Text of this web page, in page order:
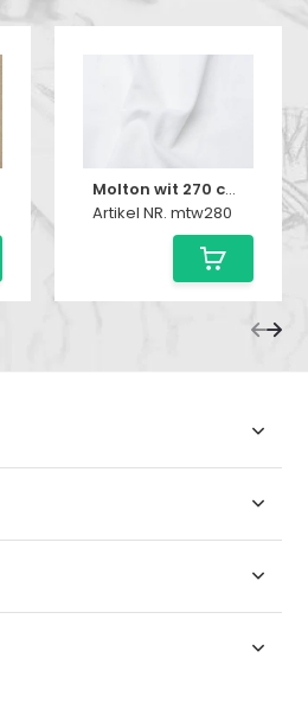
Molton wit 270 cm breed
Artikel NR. mtw280